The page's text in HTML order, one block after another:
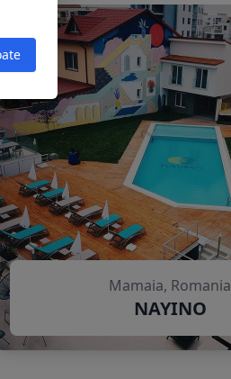
Mamaia, Romania
NAYINO